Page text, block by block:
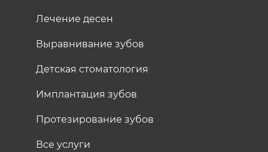
Лечение десен
Выравнивание зубов
Детская стоматология
Имплантация зубов
Протезирование зубов
Все услуги